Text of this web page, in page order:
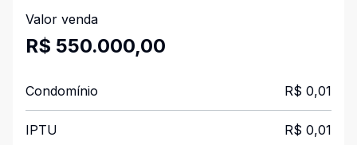
Valor venda
R$ 550.000,00
Condomínio R$ 0,01
IPTU R$ 0,01